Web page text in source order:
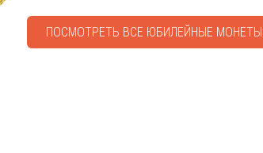
ПОСМОТРЕТЬ ВСЕ ЮБИЛЕЙНЫЕ